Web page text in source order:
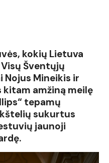
kokių Lietuva
Šventųjų
Mineikis ir
kitam amžiną meilę
tepamų
sukurtus
jaunoji